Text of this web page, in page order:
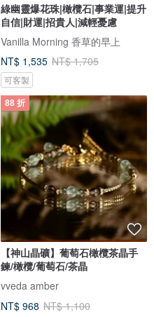
綠幽靈爆花珠|橄欖石|事業運|提升
自信|財運|招貴人|減輕憂慮
Vanilla Morning 香草的早上
NT$ 1,535 NT$ 1,705
可客製
88 折
【神山晶礦】葡萄石橄欖茶晶手
鍊/橄欖/葡萄石/茶晶
vveda amber
NT$ 968 NT$ 1,100